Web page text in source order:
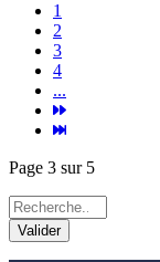
1
2
3
4
...
Page 3 sur 5
Valider